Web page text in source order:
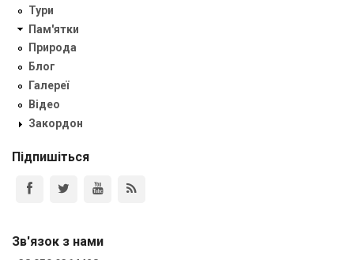
Тури
Пам'ятки
Природа
Блог
Галереї
Відео
Закордон
Підпишіться
Зв'язок з нами